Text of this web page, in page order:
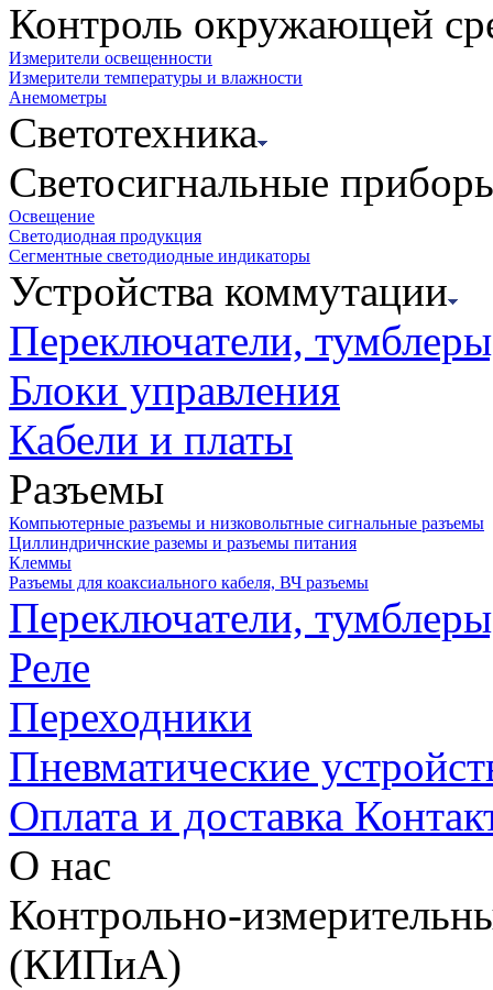
Контроль окружающей
Измерители освещенности
Измерители температуры и влажности
Анемометры
Светотехника
Светосигнальные
Освещение
Светодиодная продукция
Сегментные светодиодные индикаторы
Устройства коммутации
Переключатели,
Блоки управления
Кабели и платы
Разъемы
Компьютерные разъемы и низковольтные сигнальные разъемы
Циллиндричнские раземы и разъемы питания
Клеммы
Разъемы для коаксиального кабеля, ВЧ разъемы
Переключатели,
Реле
Переходники
Пневматические
Оплата и доставка
О нас
Контрольно-
(КИПиА)